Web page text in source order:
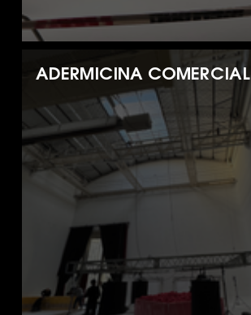
ADERMICINA COMERCIAL